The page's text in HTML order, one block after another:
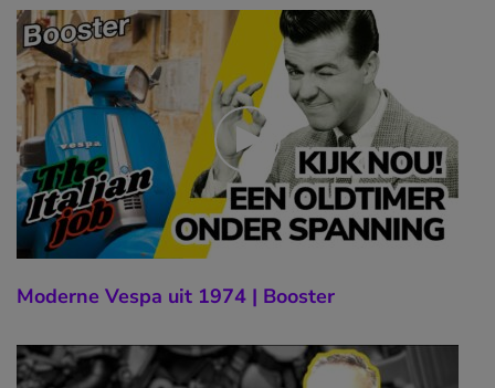
Moderne Vespa uit 1974 | Booster